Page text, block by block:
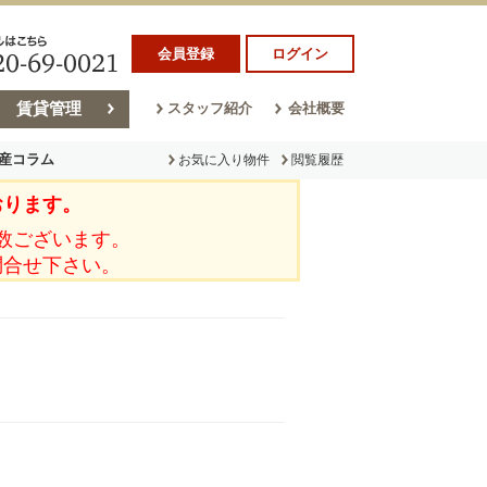
会員登録 ログイン
賃貸管理 スタッフ紹介 会社概要
コラム
ム
お気に入り物件 閲覧履歴
ます。
ざいます。
せ下さい。